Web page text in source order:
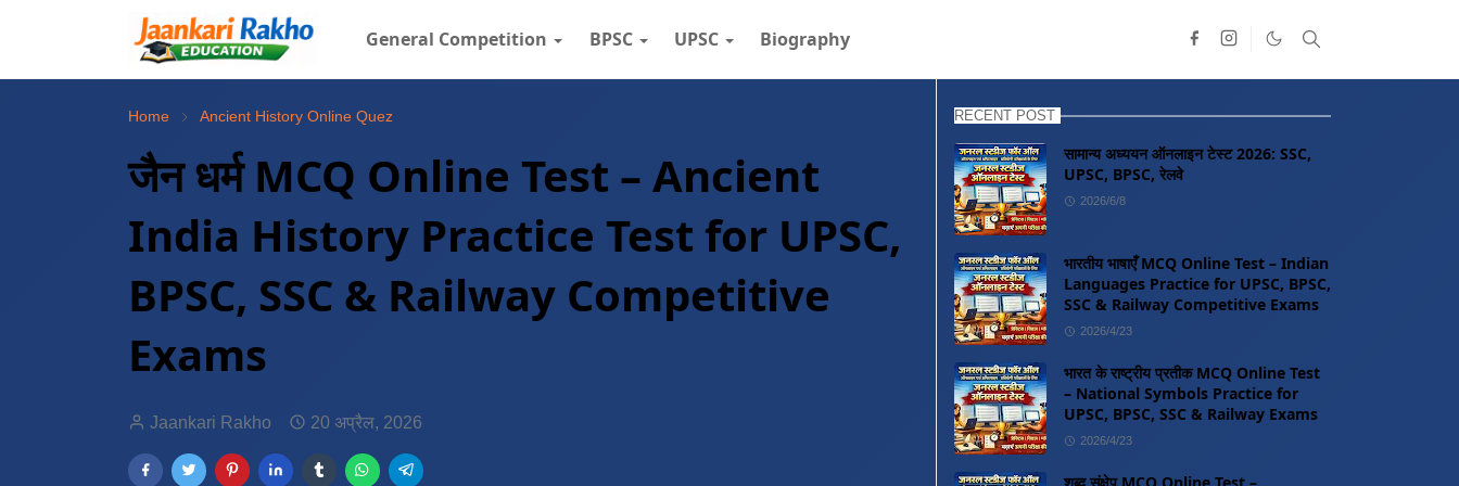
General Competition BPSC UPSC Biography
Home Ancient History Online Quez
जैन धर्म MCQ Online Test – Ancient
India History Practice Test for UPSC,
BPSC, SSC & Railway Competitive
Exams
Jaankari Rakho 20 अप्रैल, 2026
RECENT POST
सामान्य अध्ययन ऑनलाइन टेस्ट 2026: SSC,
UPSC, BPSC, रेलवे
2026/6/8
भारतीय भाषाएँ MCQ Online Test – Indian
Languages Practice for UPSC, BPSC,
SSC & Railway Competitive Exams
2026/4/23
भारत के राष्ट्रीय प्रतीक MCQ Online Test
– National Symbols Practice for
UPSC, BPSC, SSC & Railway Exams
2026/4/23